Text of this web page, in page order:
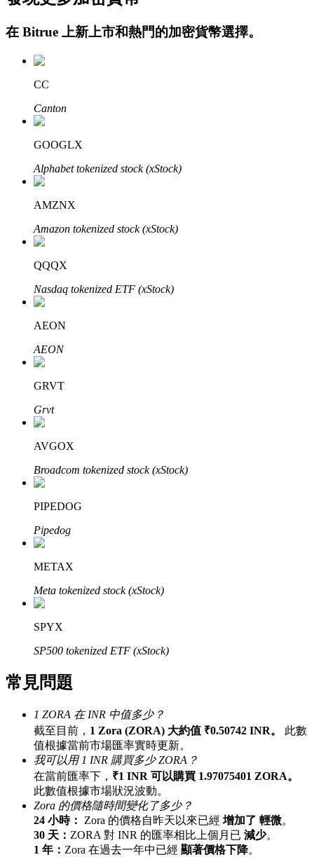
學習理財
了解如何賺取穩定收入
Bitrue
合夥人計劃
最高達65%佣金！
邀请好友
邀請朋友獲得現金獎勵
在 Bitrue 上新上市和熱門的加密貨幣選擇。
CC
Canton
GOOGLX
Alphabet tokenized stock (xStock)
AMZNX
Amazon tokenized stock (xStock)
QQQX
Nasdaq tokenized ETF (xStock)
AEON
AEON
GRVT
Grvt
AVGOX
Broadcom tokenized stock (xStock)
PIPEDOG
Pipedog
METAX
Meta tokenized stock (xStock)
SPYX
SP500 tokenized ETF (xStock)
常見問題
1 ZORA 在 INR 中值多少？
截至目前， 1 Zora (ZORA) 大約值 ₹0.50742 INR。
此數
值根據當前市場匯率實時更新。
我可以用 1 INR 購買多少 ZORA？
在當前匯率下， ₹1 INR 可以購買 1.97075401 ZORA。
此數值根據市場狀況波動。
Zora 的價格隨時間變化了多少？
24 小時：
Zora 的價格自昨天以來已經 增加了 輕微。
30 天： ZORA 對 INR 的匯率相比上個月已 減少。
1 年： Zora 在過去一年中已經 顯著價格下降。